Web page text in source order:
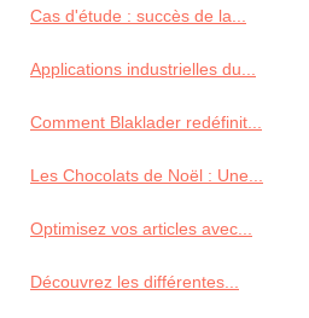
Cas d'étude : succès de la...
Applications industrielles du...
Comment Blaklader redéfinit...
Les Chocolats de Noël : Une...
Optimisez vos articles avec...
Découvrez les différentes...